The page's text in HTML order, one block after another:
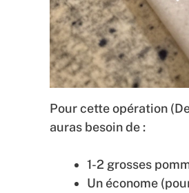
Pour cette opération
auras besoin de :
1-2 grosses
Un économe